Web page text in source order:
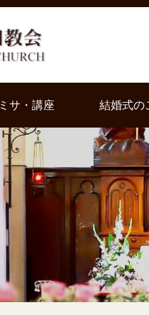
ミサ・講座 結婚式の